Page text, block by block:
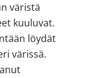
väristä
kuuluvat.
löydät
värissä.